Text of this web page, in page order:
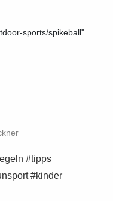
sports/spikeball"
#tipps
#kinder